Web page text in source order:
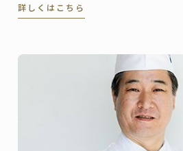
てくださいました。ありがとうご
募集します。
詳しくはこちら